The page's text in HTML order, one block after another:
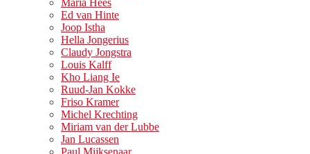
Maria Hees
Ed van Hinte
Joop Istha
Hella Jongerius
Claudy Jongstra
Louis Kalff
Kho Liang Ie
Ruud-Jan Kokke
Friso Kramer
Michel Krechting
Miriam van der Lubbe
Jan Lucassen